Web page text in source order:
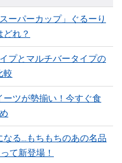
ーパーカップ」ぐるーり
れ？
プとマルチバータイプの
較
ーツが勢揃い！今すぐ食
なる…もちもちのあの名品
て新登場！